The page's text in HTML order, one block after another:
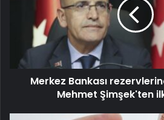
Merkez Bankası
Mehmet Şimşek'ten